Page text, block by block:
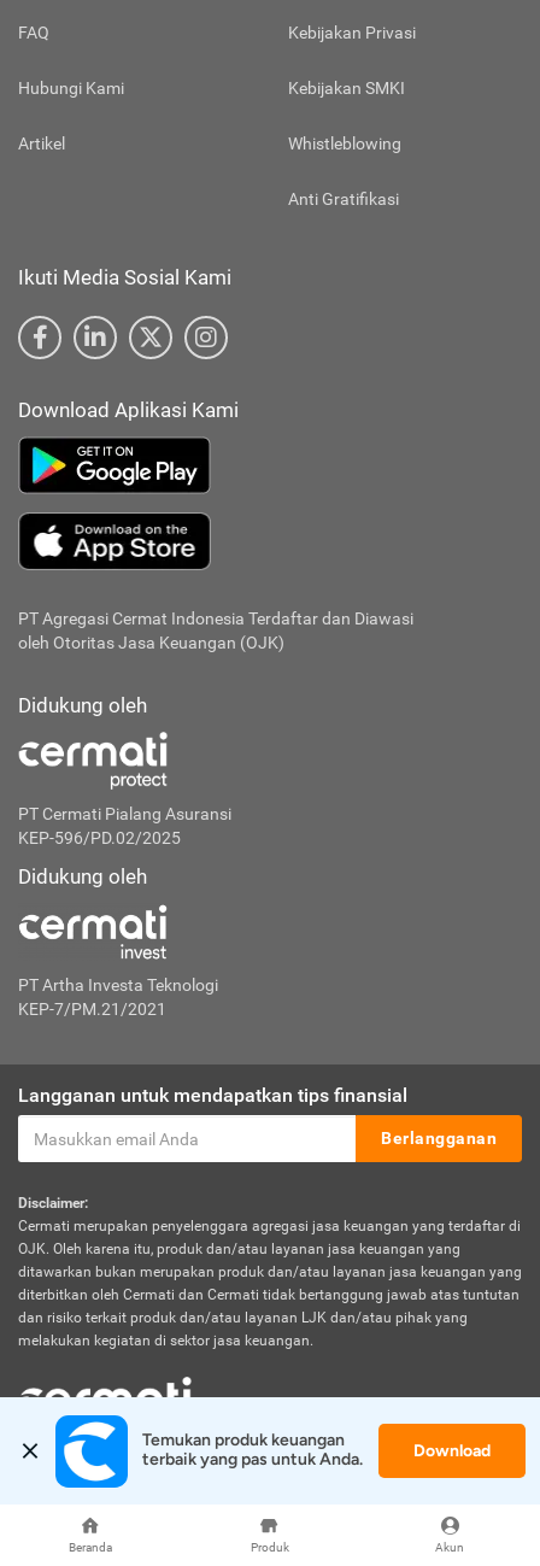
Beranda Produk Akun
FAQ
Hubungi Kami
Artikel
Kebijakan Privasi
Kebijakan SMKI
Whistleblowing
Anti Gratifikasi
Ikuti Media Sosial Kami
Download Aplikasi Kami
PT Agregasi Cermat Indonesia Terdaftar dan Diawasi
oleh Otoritas Jasa Keuangan (OJK)
Didukung oleh
PT Cermati Pialang Asuransi
KEP-596/PD.02/2025
Didukung oleh
PT Artha Investa Teknologi
KEP-7/PM.21/2021
Langganan untuk mendapatkan tips finansial
Berlangganan
Disclaimer:
Cermati merupakan penyelenggara agregasi jasa keuangan yang terdaftar di
OJK. Oleh karena itu, produk dan/atau layanan jasa keuangan yang
ditawarkan bukan merupakan produk dan/atau layanan jasa keuangan yang
diterbitkan oleh Cermati dan Cermati tidak bertanggung jawab atas tuntutan
dan risiko terkait produk dan/atau layanan LJK dan/atau pihak yang
melakukan kegiatan di sektor jasa keuangan.
© 2026 Cermati. All Rights Reserved.
Temukan produk keuangan
terbaik yang pas untuk Anda.
Download